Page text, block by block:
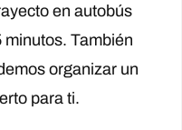
en autobús
También
organizar un
para ti.